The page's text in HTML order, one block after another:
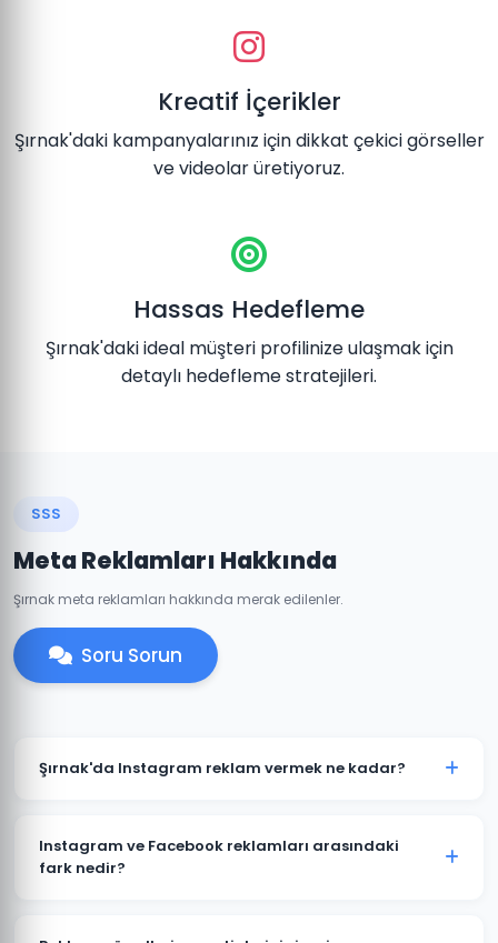
Kreatif İçerikler
Şırnak'daki kampanyalarınız için dikkat çekici görseller
ve videolar üretiyoruz.
Hassas Hedefleme
Şırnak'daki ideal müşteri profilinize ulaşmak için
detaylı hedefleme stratejileri.
SSS
Meta Reklamları Hakkında
Şırnak meta reklamları hakkında merak edilenler.
Soru Sorun
Şırnak'da Instagram reklam vermek ne kadar?
sektörünüze göre değişir. Şırnak'daki işletmeniz için
günlük 50 TL'den başlayan bütçelerle etkili
Instagram ve Facebook reklamları arasındaki
fark nedir?
yöneticisinden yönetilir. Şırnak'daki hedef kitlenizin